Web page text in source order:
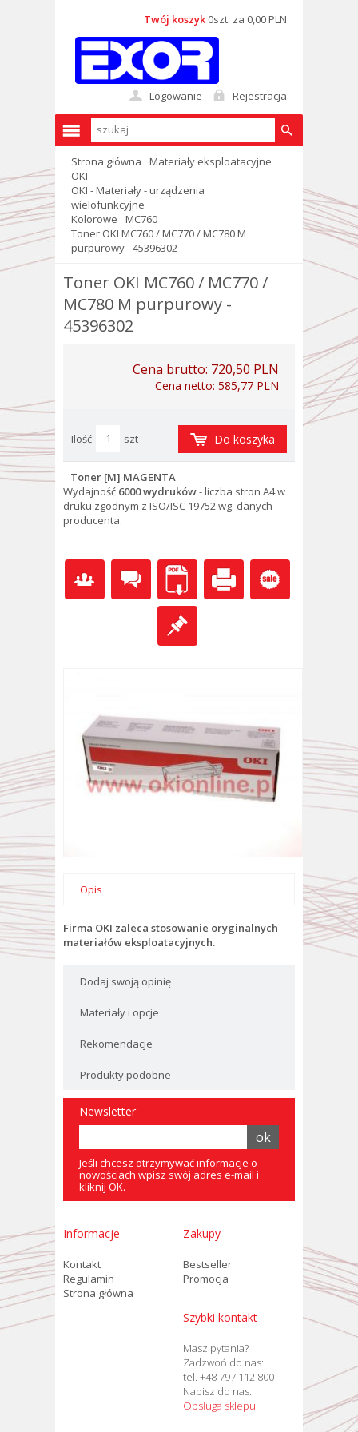
Logowanie Rejestracja
Twój koszyk 0szt. za 0,00 PLN
Strona główna
Materiały eksploatacyjne
OKI
OKI - Materiały - urządzenia
wielofunkcyjne
Kolorowe
MC760
Toner OKI MC760 / MC770 / MC780 M
purpurowy - 45396302
Toner OKI MC760 / MC770 /
MC780 M purpurowy -
45396302
Cena brutto: 720,50 PLN
Cena netto: 585,77 PLN
Ilość szt Do koszyka
Toner [M] MAGENTA
Wydajność 6000 wydruków- liczba stron A4 w
druku zgodnym z ISO/ISC 19752 wg. danych
producenta.
Opis
Firma OKI zaleca stosowanie oryginalnych
materiałów eksploatacyjnych.
Dodaj swoją opinię
Materiały i opcje
Rekomendacje
Produkty podobne
Newsletter
Jeśli chcesz otrzymywać informacje o
nowościach wpisz swój adres e-mail i
kliknij OK.
Informacje
Kontakt
Regulamin
Strona główna
Zakupy
Bestseller
Promocja
Szybki kontakt
Masz pytania?
Zadzwoń do nas:
tel. +48 797 112 800
Napisz do nas:
Obsługa sklepu